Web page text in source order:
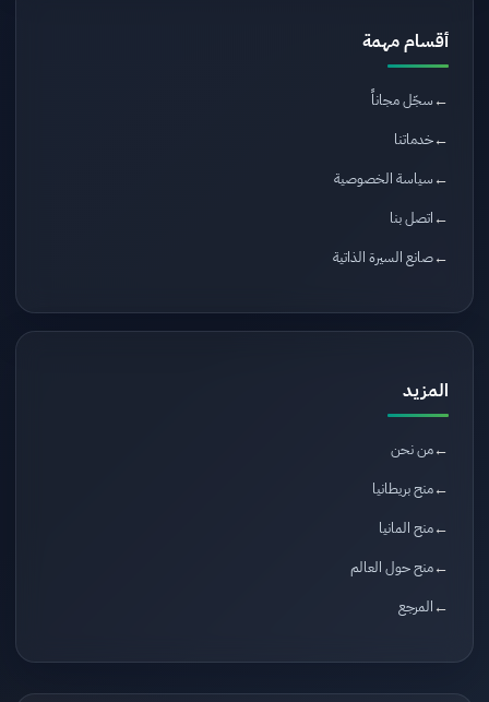
أقسام مهمة
سجّل مجاناً
خدماتنا
سياسة الخصوصية
اتصل بنا
صانع السيرة الذاتية
المزيد
من نحن
منح بريطانيا
منح المانيا
منح حول العالم
المرجع